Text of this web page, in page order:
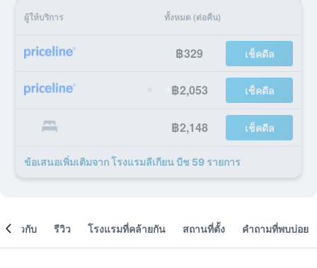
ผู้ให้บริการ ทั้งหมด (ต่อคืน)
฿329 เช็คดีล
฿2,053 เช็คดีล
฿2,148 เช็คดีล
ข้อเสนอเพิ่มเติมจาก โรงแรมลีเกียน บีช 59 รายการ
เกี่ยวกับ รีวิว โรงแรมที่คล้ายกัน สถานที่ตั้ง คำถามที่พบบ่อย